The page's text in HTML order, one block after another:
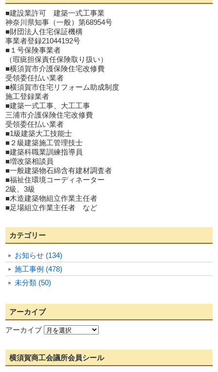
■建設業許可 建築一式工事業
神奈川県知事（一般）第68954号
■財団法人住宅保証機構
事業者登録21044192号
■１号保険事業者
（瑕疵担保責任保険取り扱い）
■横須賀市介護保険住宅改修費
受領委任払い業者
■横須賀市住宅リフォーム助成制度
施工登録業者
■建築一式工事、大工工事
三浦市介護保険住宅改修費
受領委任払い業者
■1級建築大工技能士
■２級建築施工管理技士
■建築科職業訓練指導員
■増改築相談員
■一般建築物石綿含有建材調査者
■福祉住環境コーディネーター
2級、3級
■木造建築物組立作業主任者
■足場組立作業主任者 など
カテゴリー
お知らせ (134)
施工事例 (478)
未分類 (50)
アーカイブ
アーカイブ
横須賀商工会議所会員シール